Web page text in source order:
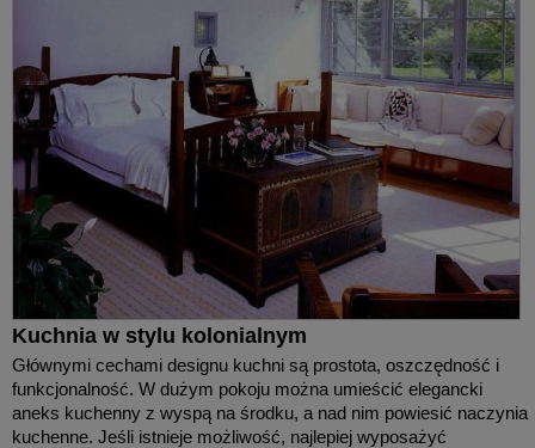
Kuchnia w stylu kolonialnym
Głównymi cechami designu kuchni są prostota, oszczędność i
funkcjonalność. W dużym pokoju można umieścić elegancki
aneks kuchenny z wyspą na środku, a nad nim powiesić naczynia
kuchenne. Jeśli istnieje możliwość, najlepiej wyposażyć